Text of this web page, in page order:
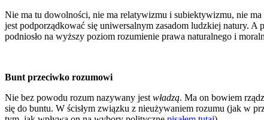
Nie ma tu dowolności, nie ma relatywizmu i subiektywizmu, nie
jest podporządkować się uniwersalnym zasadom ludzkiej natury. A
podniosło na wyższy poziom rozumienie prawa naturalnego i
Bunt przeciwko rozumowi
Nie bez powodu rozum nazywany jest władzą. Ma on bowiem
się do buntu. W ścisłym związku z nieużywaniem rozumu (jak w